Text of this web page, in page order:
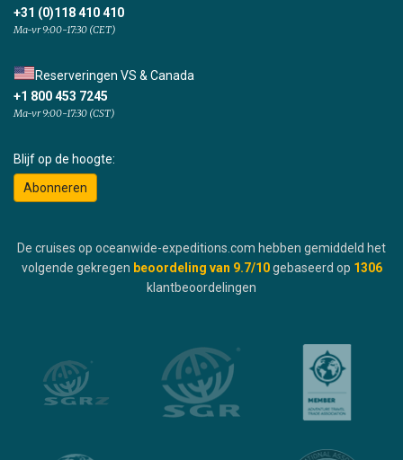
+31 (0)118 410 410
Ma-vr 9:00-17:30 (CET)
Reserveringen VS & Canada
+1 800 453 7245
Ma-vr 9:00-17:30 (CST)
Blijf op de hoogte:
Abonneren
De cruises op oceanwide-expeditions.com hebben gemiddeld het
volgende gekregen beoordeling van 9.7/10 gebaseerd op 1306
klantbeoordelingen